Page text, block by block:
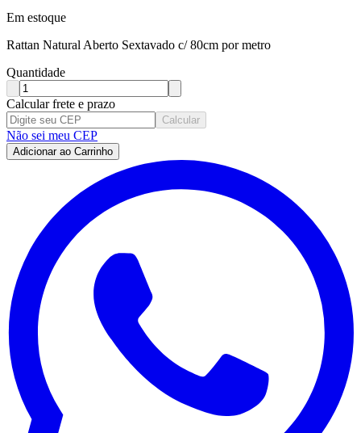
Em estoque
Rattan Natural Aberto Sextavado c/ 80cm por metro
Quantidade
Calcular frete e prazo
Calcular
Não sei meu CEP
Adicionar ao Carrinho